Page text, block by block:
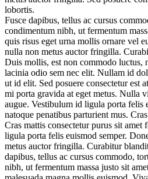
lobortis.
Fusce dapibus, tellus ac cursus
condimentum nibh, ut fermentum
quis risus eget urna mollis ornare vel
nulla non metus auctor fringilla.
Duis mollis, est non commodo luctus,
lacinia odio sem nec elit. Nullam id
ut id elit. Sed posuere consectetur est
mi porta gravida at eget metus. Nulla
augue. Vestibulum id ligula porta felis
natoque penatibus parturient mus.
Cras mattis consectetur purus sit amet
ligula porta felis euismod semper.
metus auctor fringilla. Curabitur
dapibus, tellus ac cursus commodo,
nibh, ut fermentum massa justo sit